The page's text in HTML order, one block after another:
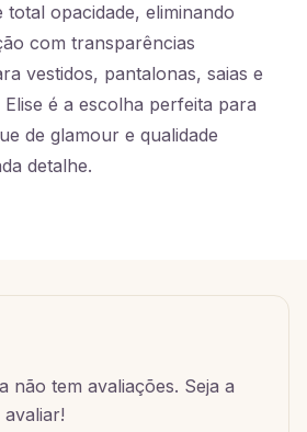
opacidade, eliminando
com transparências
vestidos, pantalonas, saias e
é a escolha perfeita para
de glamour e qualidade
detalhe.
não tem avaliações. Seja a